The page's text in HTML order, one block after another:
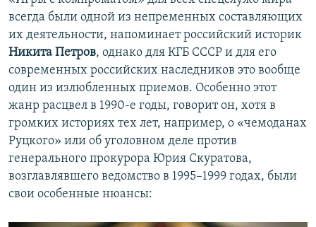
всегда были одной из непременных составляющих
их деятельности, напоминает российский историк
Никита Петров, однако для КГБ СССР и для его
современных российских наследников это вообще
один из излюбленных приемов. Особенно этот
жанр расцвел в 1990-е годы, говорит он, хотя в
громких историях тех лет, например, о «чемоданах
Руцкого» или об уголовном деле против
генерального прокурора Юрия Скуратова,
возглавлявшего ведомство в 1995–1999 годах, были
свои особенные нюансы: